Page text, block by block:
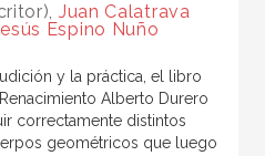
Juan Calatrava
Espino Nuño
y la práctica, el libro
Alberto Durero
correctamente distintos
geométricos que luego